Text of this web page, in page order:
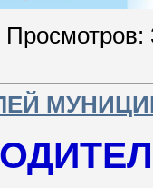
Просмотров: